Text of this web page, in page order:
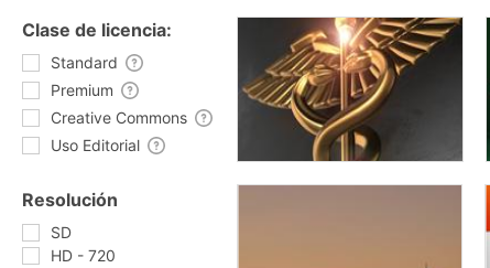
Clase de licencia:
Standard
Premium
Creative Commons
Uso Editorial
Resolución
SD
HD - 720